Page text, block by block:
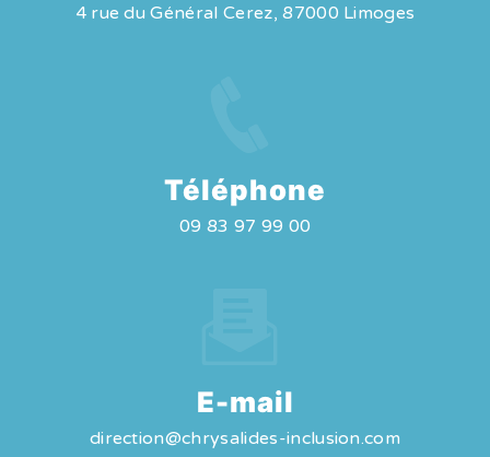
4 rue du Général Cerez, 87000 Limoges
Téléphone
09 83 97 99 00
E-mail
direction@chrysalides-inclusion.com